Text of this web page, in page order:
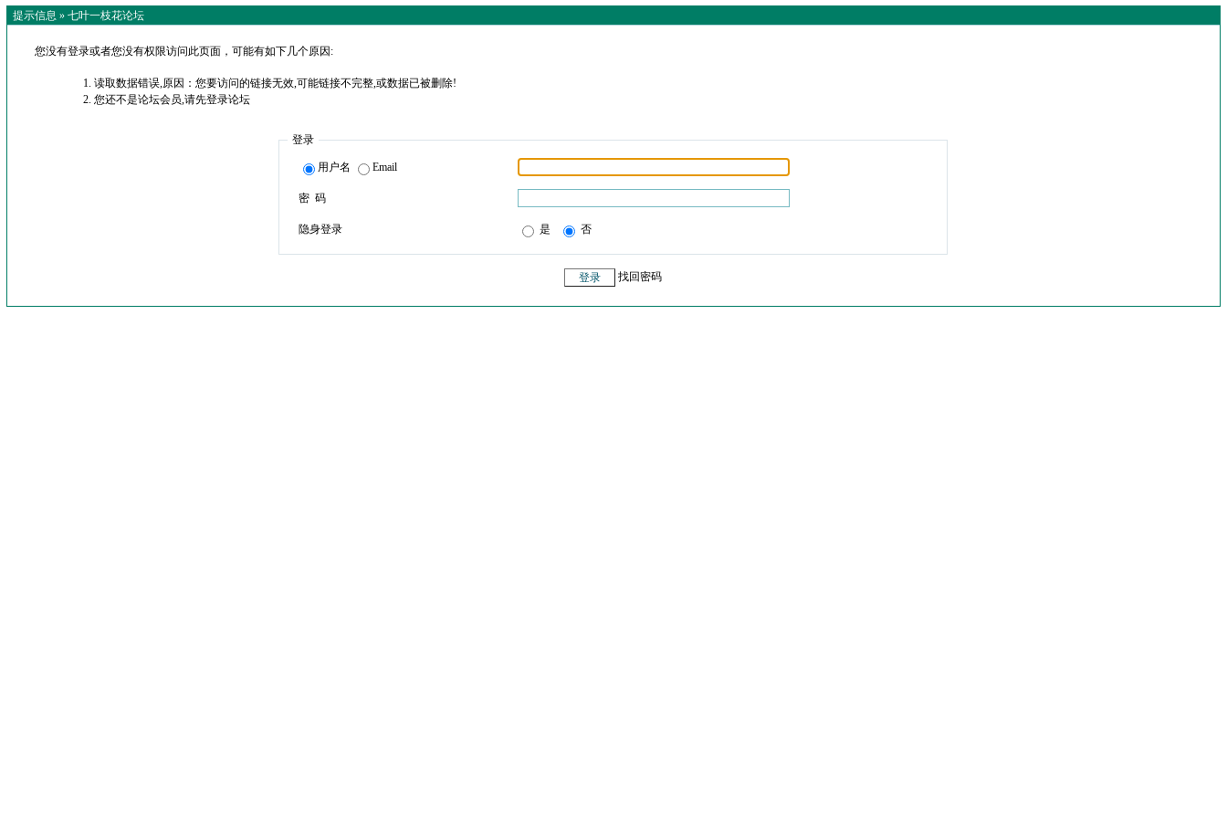
提示信息 » 七叶一枝花论坛
您没有登录或者您没有权限访问此页面，可能有如下几个原因:
读取数据错误,原因：您要访问的链接无效,可能链接不完整,或数据已被删除!
您还不是论坛会员,请先登录论坛
登录
用户名 Email
密 码
隐身登录 是 否
找回密码